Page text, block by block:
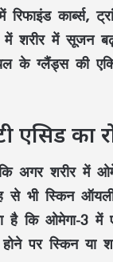
कार्ब्स,
शरीर में सूजन
के ग्लैंड्स की
एसिड का
अगर शरीर में
से भी स्किन
है कि ओमेगा-3 में
पर स्किन या